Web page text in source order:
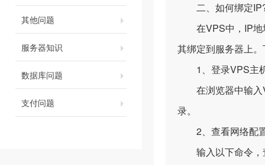
其他问题
服务器知识
数据库问题
支付问题
二、如何绑定
在VPS中，IP地
其绑定到服务器上
1、登录VPS主
在浏览器中输入
录。
2、查看网络配
输入以下命令，